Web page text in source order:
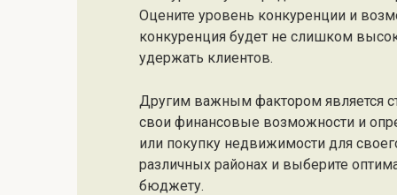
Оцените уровень конкуренции и
конкуренция будет не слишком
удержать клиентов.
Другим важным фактором является
свои финансовые возможности и
или покупку недвижимости для
различных районах и выберите
бюджету.